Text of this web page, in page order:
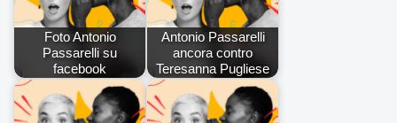
Foto Antonio
Passarelli su
facebook
Antonio Passarelli
ancora contro
Teresanna Pugliese